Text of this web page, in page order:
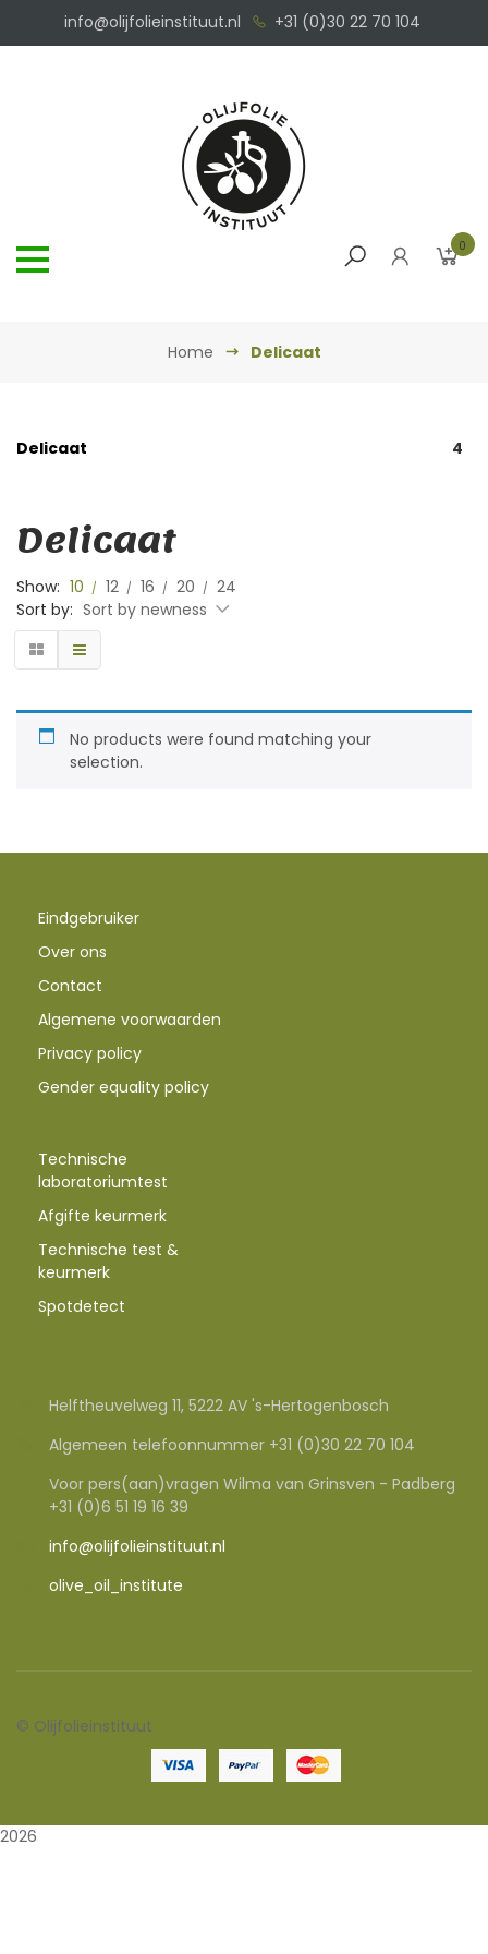
info@olijfolieinstituut.nl +31 (0)30 22 70 104
0
Home Delicaat
Delicaat 4
Delicaat
Show: 10 12 16 20
24
Sort by: Sort by newness
No products were found matching your
selection.
Eindgebruiker
Over ons
Contact
Algemene voorwaarden
Privacy policy
Gender equality policy
Technische
laboratoriumtest
Afgifte keurmerk
Technische test &
keurmerk
Spotdetect
Helftheuvelweg 11, 5222 AV 's-Hertogenbosch
Algemeen telefoonnummer +31 (0)30 22 70 104
Voor pers(aan)vragen Wilma van Grinsven - Padberg
+31 (0)6 51 19 16 39
info@olijfolieinstituut.nl
olive_oil_institute
© Olijfolieinstituut
2026